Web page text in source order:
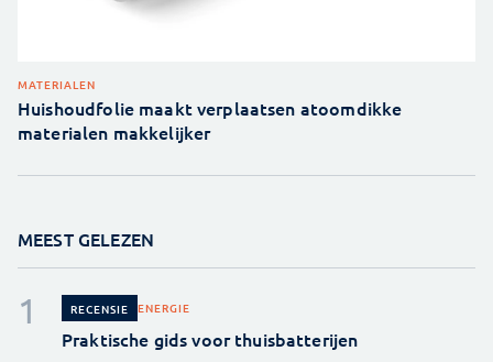
MATERIALEN
Huishoudfolie maakt verplaatsen atoomdikke
materialen makkelijker
MEEST GELEZEN
RECENSIE ENERGIE
Praktische gids voor thuisbatterijen